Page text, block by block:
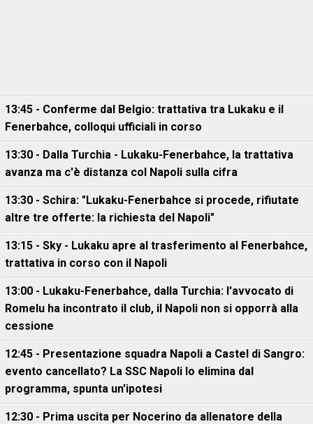
13:45 - Conferme dal Belgio: trattativa tra Lukaku e il
Fenerbahce, colloqui ufficiali in corso
13:30 - Dalla Turchia - Lukaku-Fenerbahce, la trattativa
avanza ma c'è distanza col Napoli sulla cifra
13:30 - Schira: "Lukaku-Fenerbahce si procede, rifiutate
altre tre offerte: la richiesta del Napoli"
13:15 - Sky - Lukaku apre al trasferimento al Fenerbahce,
trattativa in corso con il Napoli
13:00 - Lukaku-Fenerbahce, dalla Turchia: l'avvocato di
Romelu ha incontrato il club, il Napoli non si opporrà alla
cessione
12:45 - Presentazione squadra Napoli a Castel di Sangro:
evento cancellato? La SSC Napoli lo elimina dal
programma, spunta un'ipotesi
12:30 - Prima uscita per Nocerino da allenatore della